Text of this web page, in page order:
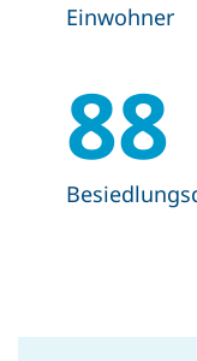
Einwohner
88